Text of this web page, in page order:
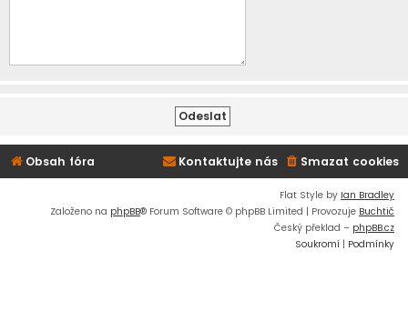
Obsah fóra Smazat cookies
Kontaktujte nás
Flat Style by Ian Bradley
Založeno na phpBB® Forum Software © phpBB Limited | Provozuje Buchtič
Český překlad – phpBB.cz
Soukromí | Podmínky